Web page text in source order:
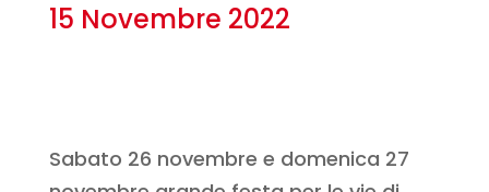
15 Novembre 2022
Sabato 26 novembre e domenica 27